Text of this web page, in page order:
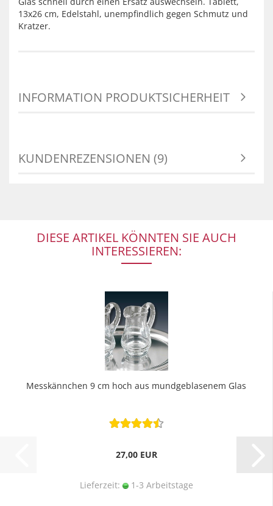
13x26 cm, Edelstahl, unempfindlich gegen Schmutz und
Kratzer.
INFORMATION PRODUKTSICHERHEIT
KUNDENREZENSIONEN (9)
DIESE ARTIKEL KÖNNTEN SIE AUCH
INTERESSIEREN:
Messkännchen 9 cm hoch aus mundgeblasenem Glas
27,00 EUR
Lieferzeit: 1-3 Arbeitstage